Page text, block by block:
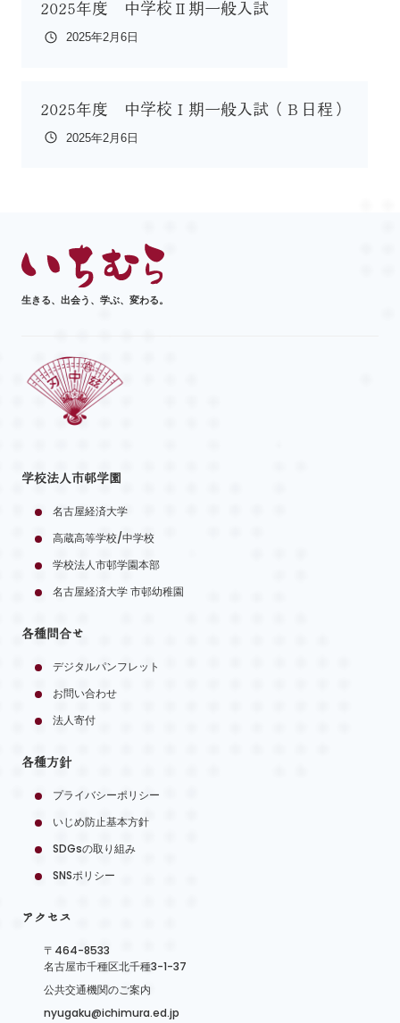
2025年度 中学校Ⅱ期一般入試
2025年2月6日
2025年度 中学校Ⅰ期一般入試（Ｂ日程）
2025年2月6日
生きる、出会う、学ぶ、変わる。
学校法人市邨学園
名古屋経済大学
高蔵高等学校/中学校
学校法人市邨学園本部
名古屋経済大学 市邨幼稚園
各種問合せ
デジタルパンフレット
お問い合わせ
法人寄付
各種方針
プライバシーポリシー
いじめ防止基本方針
SDGsの取り組み
SNSポリシー
アクセス
〒464-8533
名古屋市千種区北千種3-1-37
公共交通機関のご案内
nyugaku@ichimura.ed.jp